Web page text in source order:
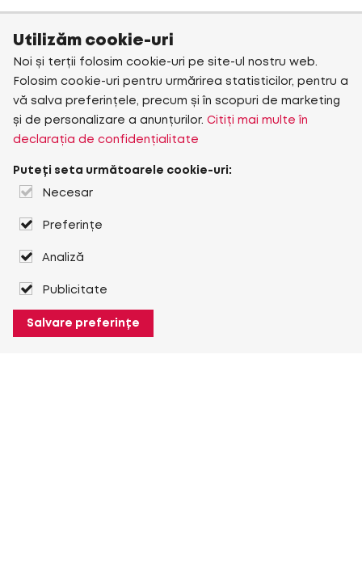
Utilizăm cookie-uri
Noi și terții folosim cookie-uri pe site-ul nostru web.
Folosim cookie-uri pentru urmărirea statisticilor, pentru a
vă salva preferințele, precum și în scopuri de marketing
și de personalizare a anunțurilor. Citiți mai multe în
declarația de confidențialitate
Puteți seta următoarele cookie-uri:
Necesar
Preferințe
Analiză
Publicitate
Salvare preferințe